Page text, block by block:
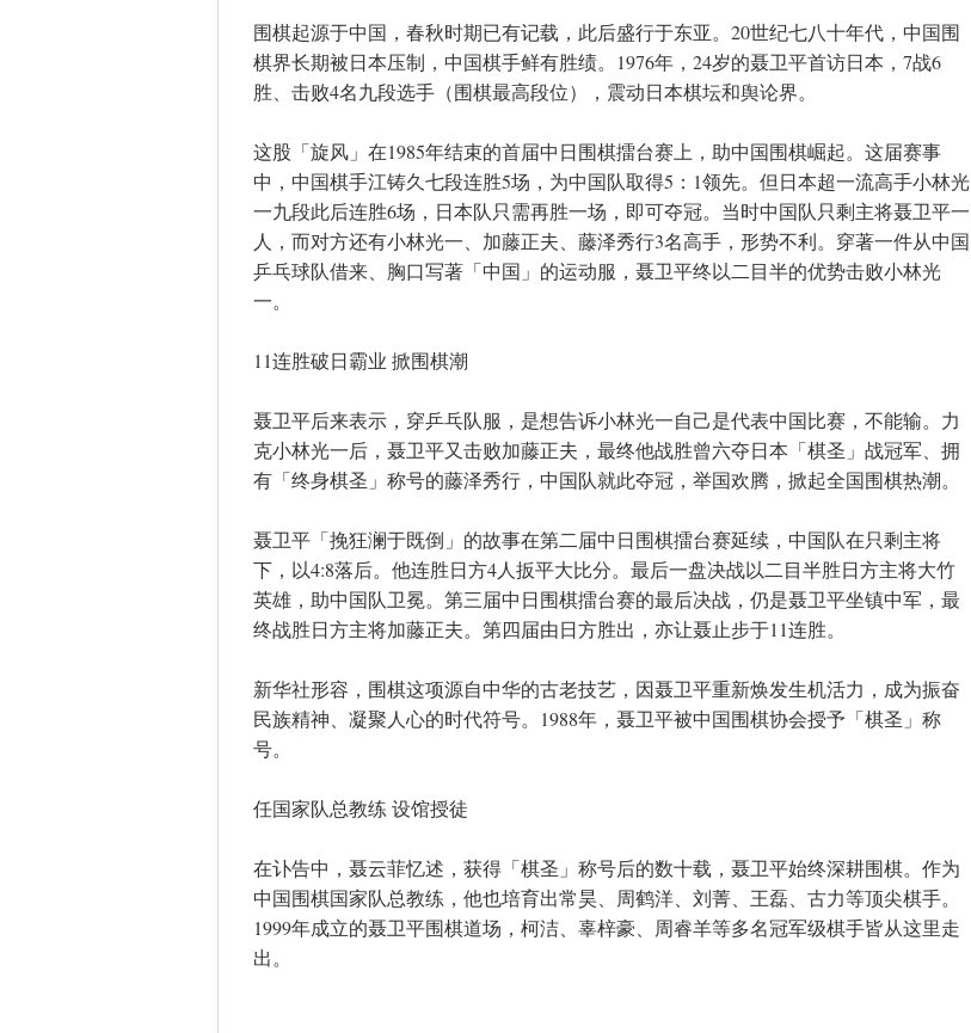
围棋起源于中国，春秋时期已有记载，此后盛行于东亚。20世纪七八十年代，中国围
棋界长期被日本压制，中国棋手鲜有胜绩。1976年，24岁的聂卫平首访日本，7战6
胜、击败4名九段选手（围棋最高段位），震动日本棋坛和舆论界。
这股「旋风」在1985年结束的首届中日围棋擂台赛上，助中国围棋崛起。这届赛事
中，中国棋手江铸久七段连胜5场，为中国队取得5：1领先。但日本超一流高手小林光
一九段此后连胜6场，日本队只需再胜一场，即可夺冠。当时中国队只剩主将聂卫平一
人，而对方还有小林光一、加藤正夫、藤泽秀行3名高手，形势不利。穿著一件从中国
乒乓球队借来、胸口写著「中国」的运动服，聂卫平终以二目半的优势击败小林光
一。
11连胜破日霸业 掀围棋潮
聂卫平后来表示，穿乒乓队服，是想告诉小林光一自己是代表中国比赛，不能输。力
克小林光一后，聂卫平又击败加藤正夫，最终他战胜曾六夺日本「棋圣」战冠军、拥
有「终身棋圣」称号的藤泽秀行，中国队就此夺冠，举国欢腾，掀起全国围棋热潮。
聂卫平「挽狂澜于既倒」的故事在第二届中日围棋擂台赛延续，中国队在只剩主将
下，以4:8落后。他连胜日方4人扳平大比分。最后一盘决战以二目半胜日方主将大竹
英雄，助中国队卫冕。第三届中日围棋擂台赛的最后决战，仍是聂卫平坐镇中军，最
终战胜日方主将加藤正夫。第四届由日方胜出，亦让聂止步于11连胜。
新华社形容，围棋这项源自中华的古老技艺，因聂卫平重新焕发生机活力，成为振奋
民族精神、凝聚人心的时代符号。1988年，聂卫平被中国围棋协会授予「棋圣」称
号。
任国家队总教练 设馆授徒
在讣告中，聂云菲忆述，获得「棋圣」称号后的数十载，聂卫平始终深耕围棋。作为
中国围棋国家队总教练，他也培育出常昊、周鹤洋、刘菁、王磊、古力等顶尖棋手。
1999年成立的聂卫平围棋道场，柯洁、辜梓豪、周睿羊等多名冠军级棋手皆从这里走
出。